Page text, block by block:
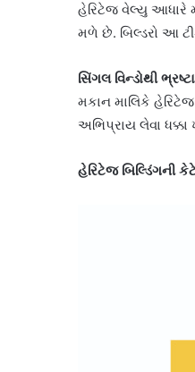
હેરિટેજ વેલ્યુ આધારે
મળે છે. બિલ્ડરો આ
સિંગલ વિન્ડોથી
મકાન માલિકે હેરિટેજ
અભિપ્રાય લેવા
હેરિટેજ બિલ્ડિંગની